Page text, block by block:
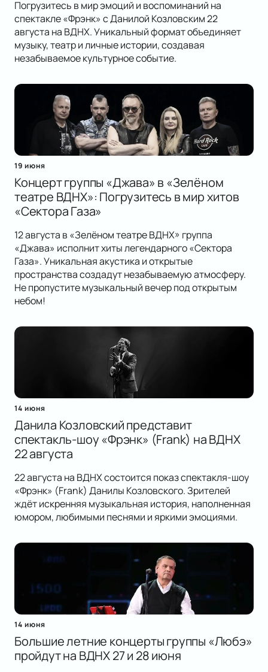
Погрузитесь в мир эмоций и воспоминаний на
спектакле «Фрэнк» с Данилой Козловским 22
августа на ВДНХ. Уникальный формат объединяет
музыку, театр и личные истории, создавая
незабываемое культурное событие.
19 июня
Концерт группы «Джава» в «Зелёном
театре ВДНХ»: Погрузитесь в мир хитов
«Сектора Газа»
12 августа в «Зелёном театре ВДНХ» группа
«Джава» исполнит хиты легендарного «Сектора
Газа». Уникальная акустика и открытые
пространства создадут незабываемую атмосферу.
Не пропустите музыкальный вечер под открытым
небом!
14 июня
Данила Козловский представит
спектакль-шоу «Фрэнк» (Frank) на ВДНХ
22 августа
22 августа на ВДНХ состоится показ спектакля-шоу
«Фрэнк» (Frank) Данилы Козловского. Зрителей
ждёт искренняя музыкальная история, наполненная
юмором, любимыми песнями и яркими эмоциями.
14 июня
Большие летние концерты группы «Любэ»
пройдут на ВДНХ 27 и 28 июня